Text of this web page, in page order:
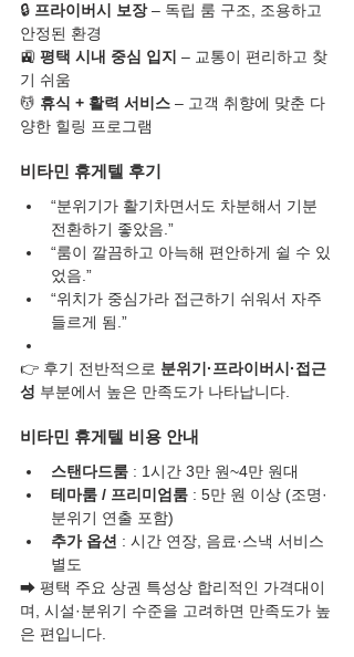
🔒 프라이버시 보장 – 독립 룸 구조, 조용하고
안정된 환경
🚉 평택 시내 중심 입지 – 교통이 편리하고 찾
기 쉬움
💆 휴식 + 활력 서비스 – 고객 취향에 맞춘 다
양한 힐링 프로그램
비타민 휴게텔 후기
“분위기가 활기차면서도 차분해서 기분
전환하기 좋았음.”
“룸이 깔끔하고 아늑해 편안하게 쉴 수 있
었음.”
“위치가 중심가라 접근하기 쉬워서 자주
들르게 됨.”
👉 후기 전반적으로 분위기·프라이버시·접근
성 부분에서 높은 만족도가 나타납니다.
비타민 휴게텔 비용 안내
스탠다드룸 : 1시간 3만 원~4만 원대
테마룸 / 프리미엄룸 : 5만 원 이상 (조명·
분위기 연출 포함)
추가 옵션 : 시간 연장, 음료·스낵 서비스
별도
➡ 평택 주요 상권 특성상 합리적인 가격대이
며, 시설·분위기 수준을 고려하면 만족도가 높
은 편입니다.